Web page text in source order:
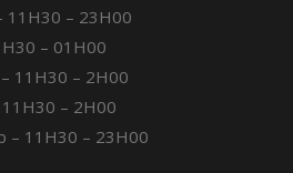
11H30 – 23H00
– 01H00
11H30 – 2H00
11H30 – 2H00
– 11H30 – 23H00